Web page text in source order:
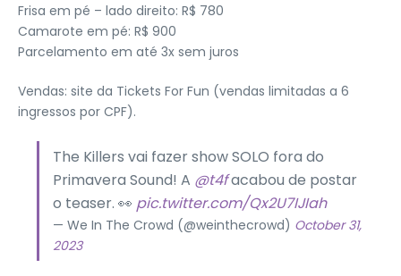
Frisa em pé – lado direito: R$ 780
Camarote em pé: R$ 900
Parcelamento em até 3x sem juros
Vendas: site da Tickets For Fun (vendas limitadas a 6
ingressos por CPF).
The Killers vai fazer show SOLO fora do
Primavera Sound! A @t4facabou de postar
o teaser. 👀 pic.twitter.com/Qx2U7IJIah
— We In The Crowd (@weinthecrowd) October 31,
2023